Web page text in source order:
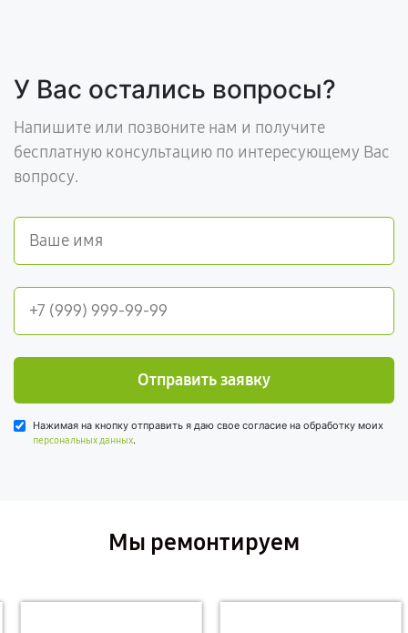
У Вас остались вопросы?
Напишите или позвоните нам и получите
бесплатную консультацию по интересующему Вас
вопросу.
Отправить заявку
Нажимая на кнопку отправить я даю свое согласие на обработку моих
персональных данных.
Мы ремонтируем